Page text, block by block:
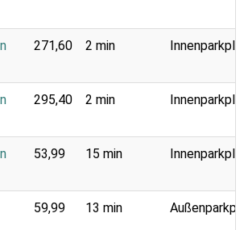
271,60 2 min
295,40 2 min
53,99 15 min
59,99 13 min